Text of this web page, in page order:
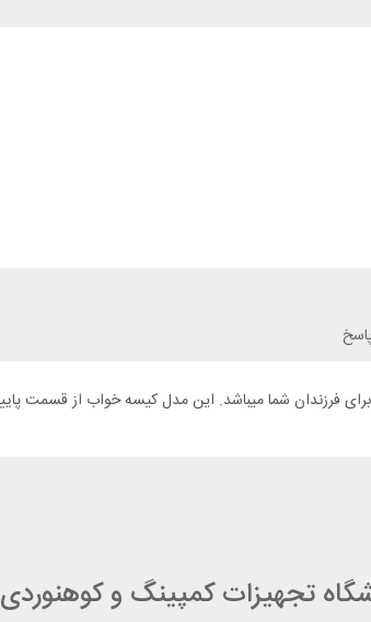
تجهیزات کمپینگ و کوهنوردی